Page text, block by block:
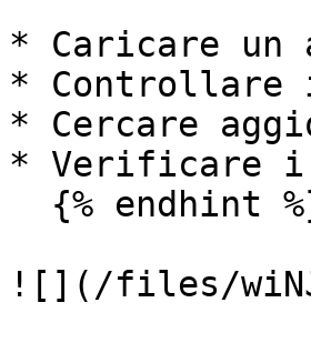
* Caricare un
* Controllare
* Cercare
* Verificare
![](/files/